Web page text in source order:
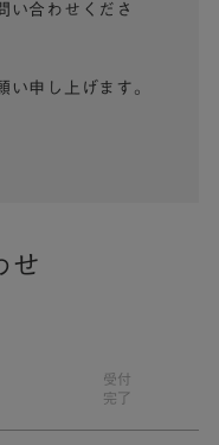
い合わせくださ
い申し上げます。
せ
受付
完了